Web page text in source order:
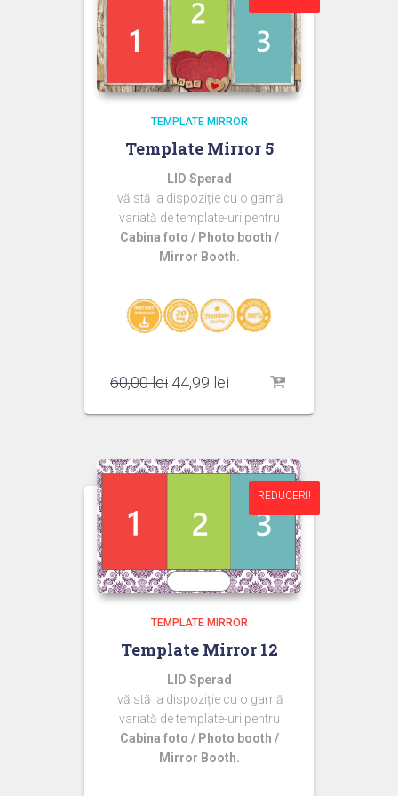
TEMPLATE MIRROR
Template Mirror 5
LID Sperad
vă stă la dispoziție cu o gamă
variată de template-uri pentru
Cabina foto / Photo booth /
Mirror Booth.
60,00lei Prețul
a
60,00 lei.
44,99 lei
este:
REDUCERI!
REDUCERI!
TEMPLATE MIRROR
Template Mirror 12
LID Sperad
vă stă la dispoziție cu o gamă
variată de template-uri pentru
Cabina foto / Photo booth /
Mirror Booth.